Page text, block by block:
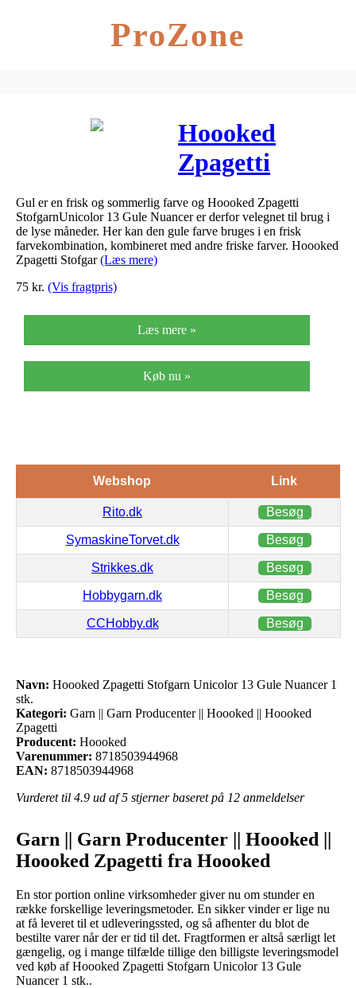
ProZone
Hoooked
Zpagetti
Stofgarn
Unicolor 13
Gule Nuancer
Gul er en frisk og sommerlig farve og Hoooked Zpagetti
StofgarnUnicolor 13 Gule Nuancer er derfor velegnet til brug i
de lyse måneder. Her kan den gule farve bruges i en frisk
farvekombination, kombineret med andre friske farver. Hoooked
Zpagetti Stofgar(Læs mere)
75 kr. (Vis fragtpris)
Læs mere »
Køb nu »
Webshop Link
Rito.dk Besøg
SymaskineTorvet.dk Besøg
Strikkes.dk Besøg
Hobbygarn.dk Besøg
CCHobby.dk Besøg
Navn: Hoooked Zpagetti Stofgarn Unicolor 13 Gule Nuancer 1
stk.
Kategori: Garn || Garn Producenter || Hoooked || Hoooked
Zpagetti
Producent: Hoooked
Varenummer: 8718503944968
EAN: 8718503944968
Vurderet til 4.9 ud af 5 stjerner baseret på 12 anmeldelser
Garn || Garn Producenter || Hoooked ||
Hoooked Zpagetti fra Hoooked
En stor portion online virksomheder giver nu om stunder en
række forskellige leveringsmetoder. En sikker vinder er lige nu
at få leveret til et udleveringssted, og så afhenter du blot de
bestilte varer når der er tid til det. Fragtformen er altså særligt let
gængelig, og i mange tilfælde tillige den billigste leveringsmodel
ved køb af Hoooked Zpagetti Stofgarn Unicolor 13 Gule
Nuancer 1 stk..